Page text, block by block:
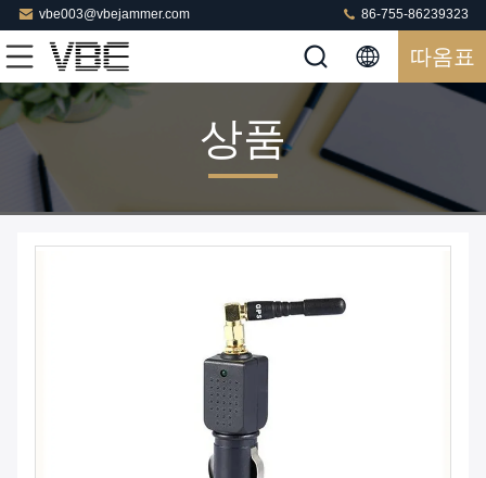
vbe003@vbejammer.com 86-755-86239323
따옴표
상품